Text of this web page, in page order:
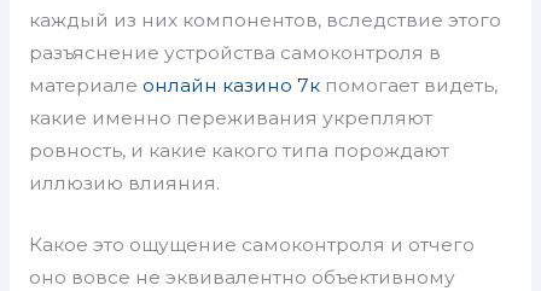
каждый из них компонентов, вследствие этого
разъяснение устройства самоконтроля в
материале онлайн казино 7кпомогает видеть,
какие именно переживания укрепляют
ровность, и какие какого типа порождают
иллюзию влияния.
Какое это ощущение самоконтроля и отчего
оно вовсе не эквивалентно объективному